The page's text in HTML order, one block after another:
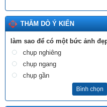
Ngày ban hành: (18/12/2025)
Tên:(BÀI TRUYỀN THÔNG
BỔ SUNG MỘT SỐ ĐIỀU
UBND NGÀY 21/7/2017 CỦA
QUY CHẾ PHỐI HỢP LIÊN
LỰC GIA ĐÌNH TRÊN ĐỊA
Ngày ban hành: (18/11/2025)
Số:15/2025/TT-BTP
THĂM DÒ Ý KIẾN
làm sao để có một bức ảnh
chụp nghiêng
chụp ngang
chụp gần
Bình chọn